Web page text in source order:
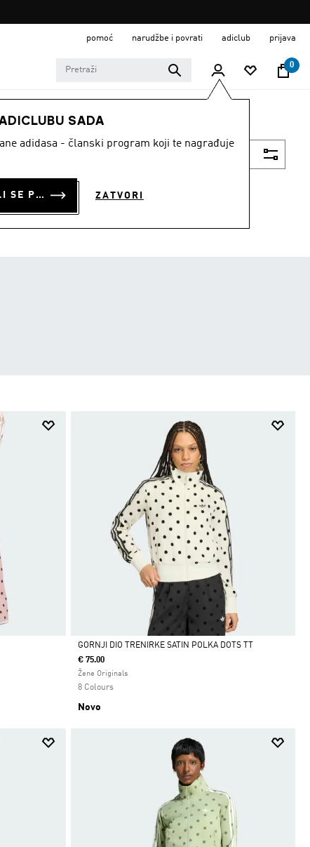
pomoć narudžbe i povrati adiclub prijava
0
SADA
adidasa - članski program koji te nagrađuje
PRIJAVI SE ILI SE PRIDRUŽI SADA ZATVORI
Da
GORNJI DIO TRENIRKE SATIN POLKA DOTS TT
€ 75.00
Žene Originals
8 Colours
Novo